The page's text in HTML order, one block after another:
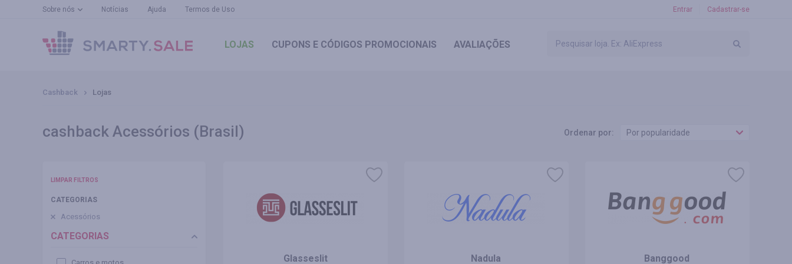
Sobre nós Notícias Ajuda Termos de Uso Entrar Cadastrar-se
LOJAS CUPONS E CÓDIGOS PROMOCIONAIS AVALIAÇÕES
Cashback Lojas
cashback Acessórios (Brasil) Ordenar por: Por popularidade
LIMPAR FILTROS
CATEGORIAS
Acessórios
CATEGORIAS
Glasseslit Nadula Banggood